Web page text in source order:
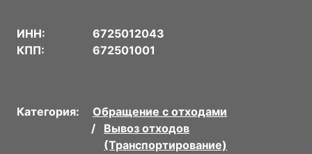
ИНН:
6725012043
КПП:
672501001
Категория:
Обращение с отходами
Вывоз отходов
(Транспортирование)